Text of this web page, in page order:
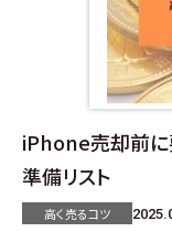
iPhone売却前に
準備リスト
高く売るコツ